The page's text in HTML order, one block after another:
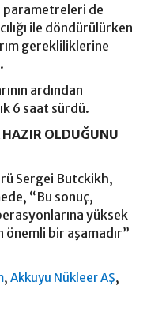
parametreleri de
ile döndürülürken
gerekliliklerine
ardından
6 saat sürdü.
OLDUĞUNU
Sergei Butckikh,
“Bu sonuç,
yüksek
bir aşamadır”
,Akkuyu Nükleer AŞ,